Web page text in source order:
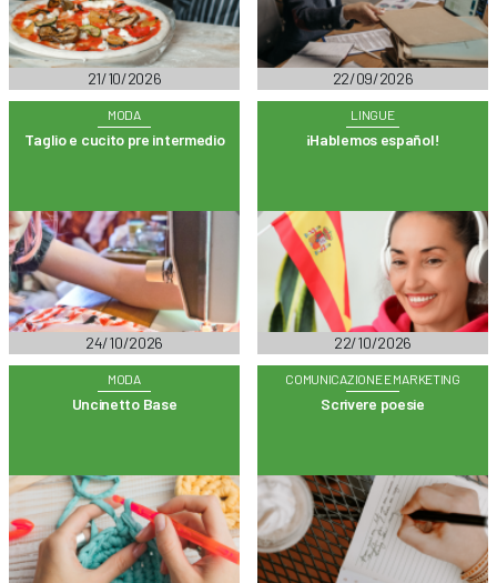
21/10/2026 22/09/2026
MODA
Taglio e cucito pre intermedio
24/10/2026
LINGUE
¡Hablemos español!
22/10/2026
MODA
Uncinetto Base
COMUNICAZIONE E MARKETING
Scrivere poesie